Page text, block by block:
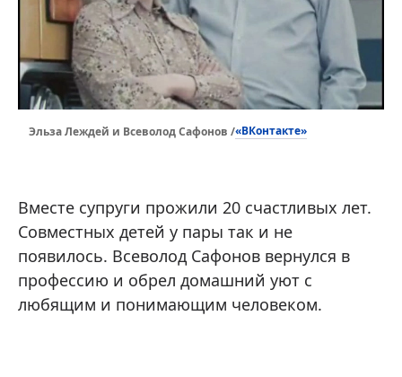
Эльза Леждей и Всеволод Сафонов /«ВКонтакте»
Вместе супруги прожили 20 счастливых лет.
Совместных детей у пары так и не
появилось. Всеволод Сафонов вернулся в
профессию и обрел домашний уют с
любящим и понимающим человеком.